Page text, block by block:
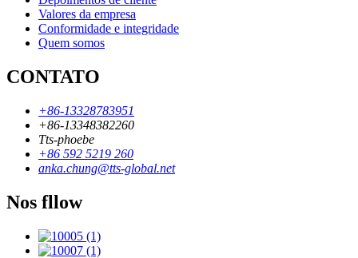
Valores da empresa
Conformidade e integridade
Quem somos
CONTATO
+86-13328783951
+86-13348382260
Tts-phoebe
+86 592 5219 260
anka.chung@tts-global.net
Nos fllow